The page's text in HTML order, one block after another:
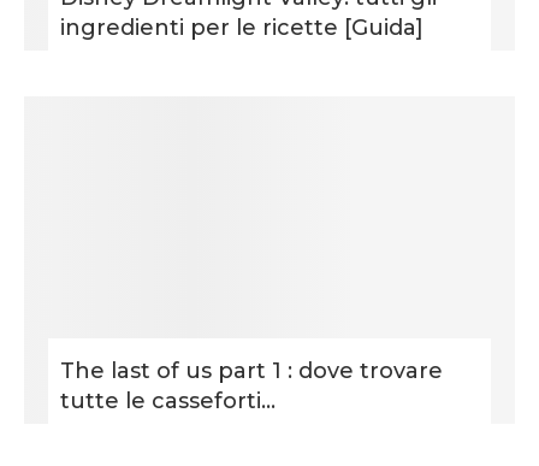
ingredienti per le ricette [Guida]
The last of us part 1 : dove trovare
tutte le casseforti...